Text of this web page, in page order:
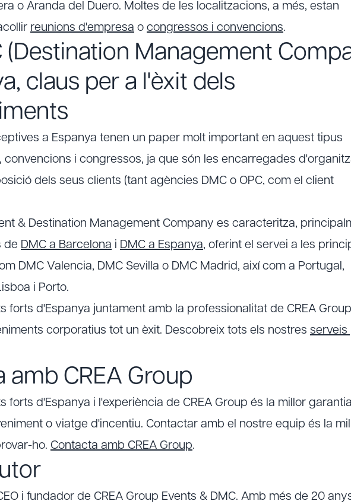
o Aranda del Duero. Moltes de les localitzacions, a més, estan
reunions d'empresa o congressos i convencions.
(Destination Management
claus per a l'èxit dels
a Espanya tenen un paper molt important en aquest tipus
convencions i congressos, ja que són les encarregades
dels seus clients (tant agències DMC o OPC, com el client
& Destination Management Company es caracteritza,
de DMC a Barcelona i DMC a Espanya, oferint el servei a les
DMC Valencia, DMC Sevilla o DMC Madrid, així com a Portugal,
i Porto.
forts d'Espanya juntament amb la professionalitat de CREA
corporatius tot un èxit. Descobreix tots els nostres serveis
amb CREA Group
forts d'Espanya i l'experiència de CREA Group és la millor
o viatge d'incentiu. Contactar amb el nostre equip és la
ho. Contacta amb CREA Group.
i fundador de CREA Group Events & DMC. Amb més de 20